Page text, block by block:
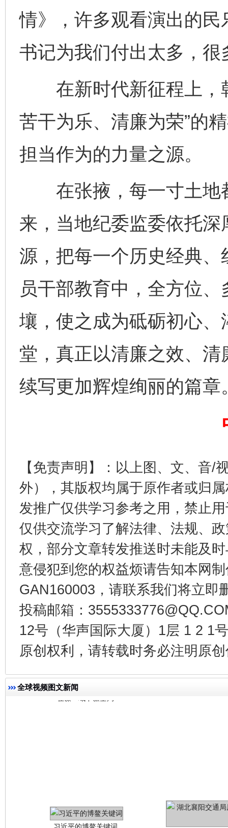
情》，许多观看演出的民
书记为我们付出太多，很
在新时代新征程上，
苦干为乐、清廉为荣”的
担当作为的力量之源。
在张掖，每一寸土地
来，当地纪委监委依托
源，把每一个历史经典
员干部教育中，全方位
壤，使之成为砥砺初心
堂，真正以清廉之效、
续写更加辉煌绚丽的篇章
【免责声明】：以上图、文、音/
外），其版权均属于原作者或归
发推广仅供学习参考之用，禁止
仅供交流学习了解法律、法规、
权，部分文章转发推送时未能及
意侵犯到您的权益烦请告知本网
GAN160003，请联系我们将立即
投稿邮箱：
12号（华声国际大厦）1层 1 2 1
原创权利，请转载时务必注明原
全球视频图文新闻
网上购药对药下症？
这是一记警钟！ 谢
在谋一域中谋全局
今